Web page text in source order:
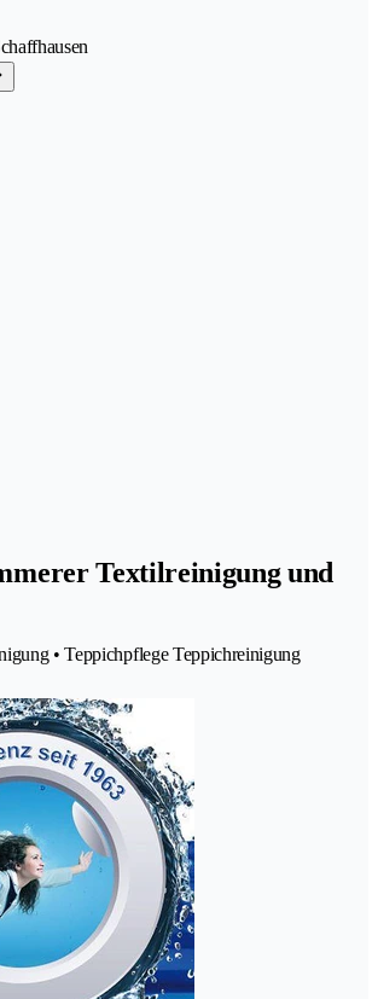
Textilreinigung und
• Teppichpflege Teppichreinigung